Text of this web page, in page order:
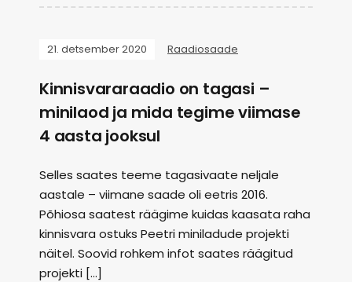
21. detsember 2020 Raadiosaade
Kinnisvararaadio on tagasi –
minilaod ja mida tegime viimase
4 aasta jooksul
Selles saates teeme tagasivaate neljale
aastale – viimane saade oli eetris 2016.
Põhiosa saatest räägime kuidas kaasata raha
kinnisvara ostuks Peetri miniladude projekti
näitel. Soovid rohkem infot saates räägitud
projekti […]